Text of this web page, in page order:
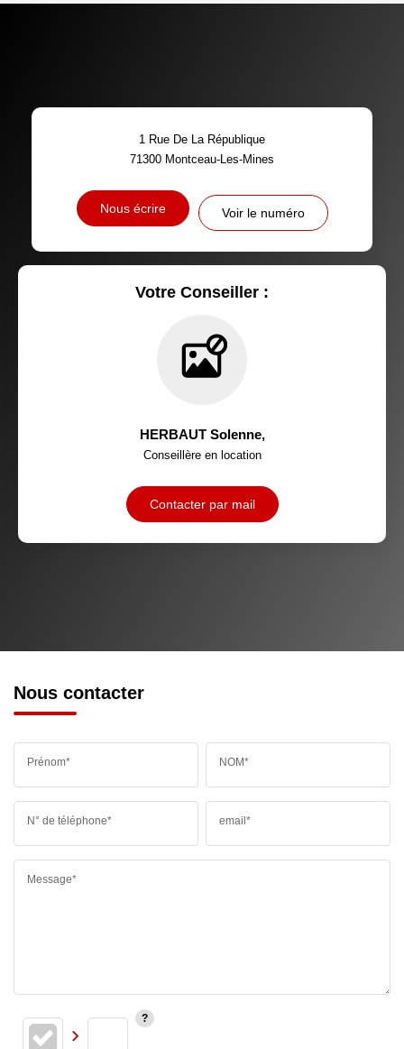
PART DES MÉNAGES SANS
VOITURE
DISTANCE DE L'AÉROPORT : SUPERFICIE :
RÉSULTATS DES LYCÉES
RESTAURANTS ET CAFÉS COMMERCES
1 Rue De La République
71300 Montceau-Les-Mines
Nous écrire Voir le numéro
Votre Conseiller :
HERBAUT Solenne,
Conseillère en location
Contacter par mail
Nous contacter
Prénom* NOM*
N° de téléphone* email*
Message*